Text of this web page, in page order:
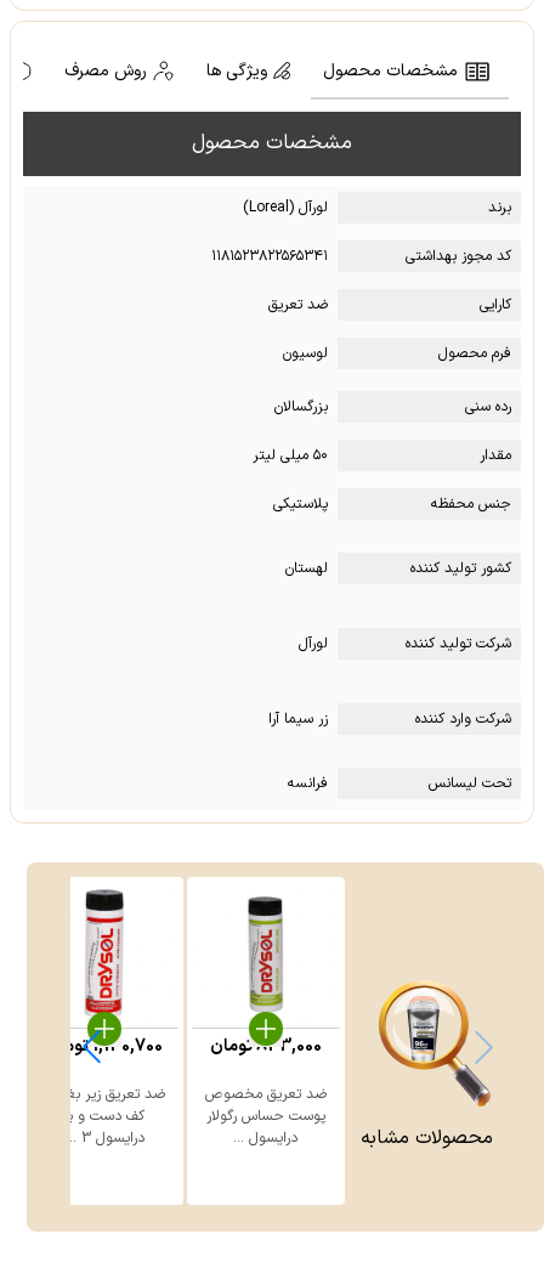
مشخصات محصول ویژگی ها روش مصرف
مشخصات محصول
برند لورآل (Loreal)
کد مجوز بهداشتی ۱۱۸۱۵۲۳۸۲۲۵۶۵۳۴۱
کارایی ضد تعریق
فرم محصول لوسیون
رده سنی بزرگسالان
مقدار ۵۰ میلی لیتر
جنس محفظه پلاستیکی
کشور تولید کننده لهستان
شرکت تولید کننده لورآل
شرکت وارد کننده زر سیما آرا
تحت لیسانس فرانسه
محصولات مشابه
ضد تعریق مخصوص
پوست حساس رگولار
درایسول ...
833,000تومان
ضد تعریق زیر بغل و
کف دست و پا
درایسول 3 ...
1,140,700تومان